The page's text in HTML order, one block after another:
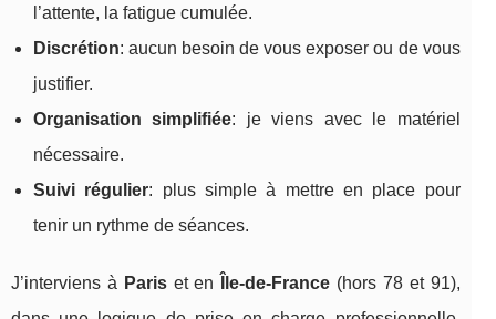
l’attente, la fatigue cumulée.
Discrétion: aucun besoin de vous exposer ou de vous
justifier.
Organisation simplifiée: je viens avec le matériel
nécessaire.
Suivi régulier: plus simple à mettre en place pour
tenir un rythme de séances.
J’interviens à Pariset en Île-de-France (hors 78 et 91),